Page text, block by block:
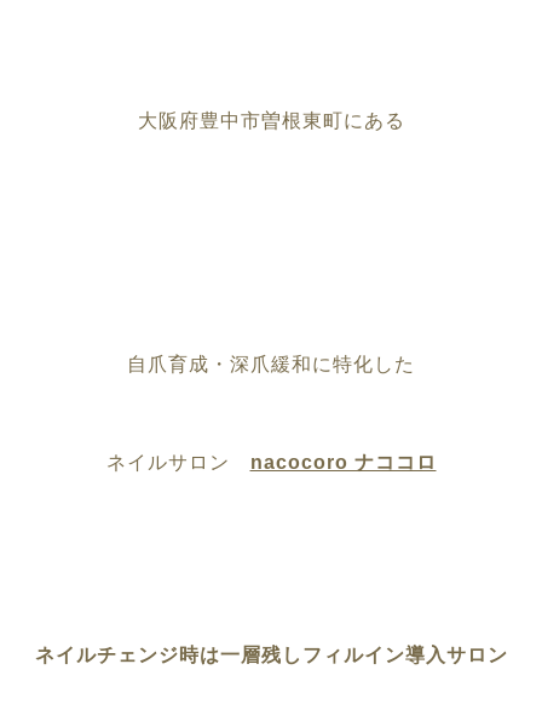
大阪府豊中市曽根東町にある
自爪育成・深爪緩和に特化した
ネイルサロン nacocoro ナココロ
ネイルチェンジ時は一層残しフィルイン導入サロン